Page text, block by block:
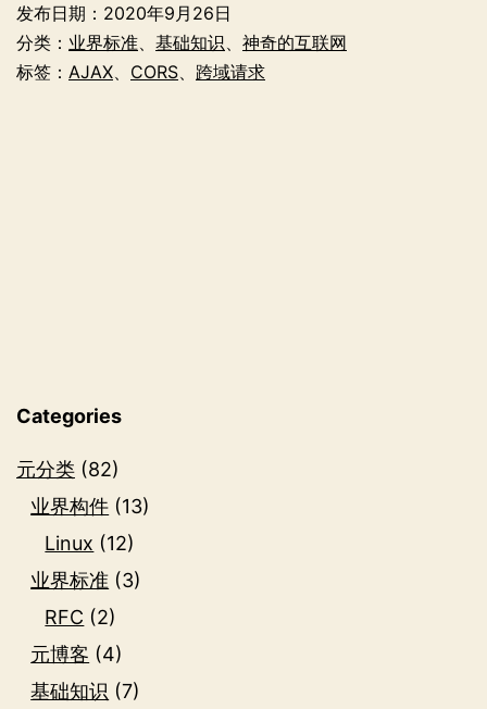
中
的
发布日期： 2020年9月26日
分类： 业界标准 基础知识
神奇的互联网
标签： AJAX CORS 跨域请求
Categories
元分类 (82)
业界构件 (13)
Linux (12)
业界标准 (3)
RFC (2)
元博客 (4)
基础知识 (7)